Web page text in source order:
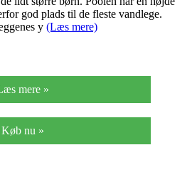
god plads til de fleste vandlege.
y (Læs mere)
mere »
Køb nu »